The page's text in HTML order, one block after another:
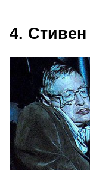
4. Стивен